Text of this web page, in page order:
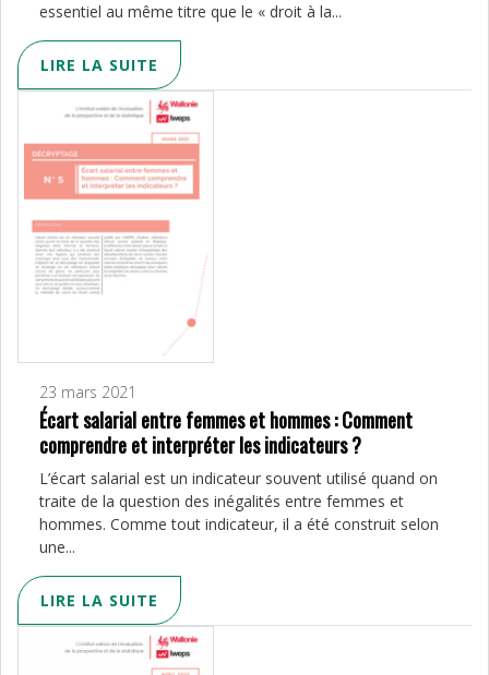
essentiel au même titre que le « droit à la...
LIRE LA SUITE
23 mars 2021
Écart salarial entre femmes et hommes : Comment
comprendre et interpréter les indicateurs ?
L’écart salarial est un indicateur souvent utilisé quand on
traite de la question des inégalités entre femmes et
hommes. Comme tout indicateur, il a été construit selon
une...
LIRE LA SUITE